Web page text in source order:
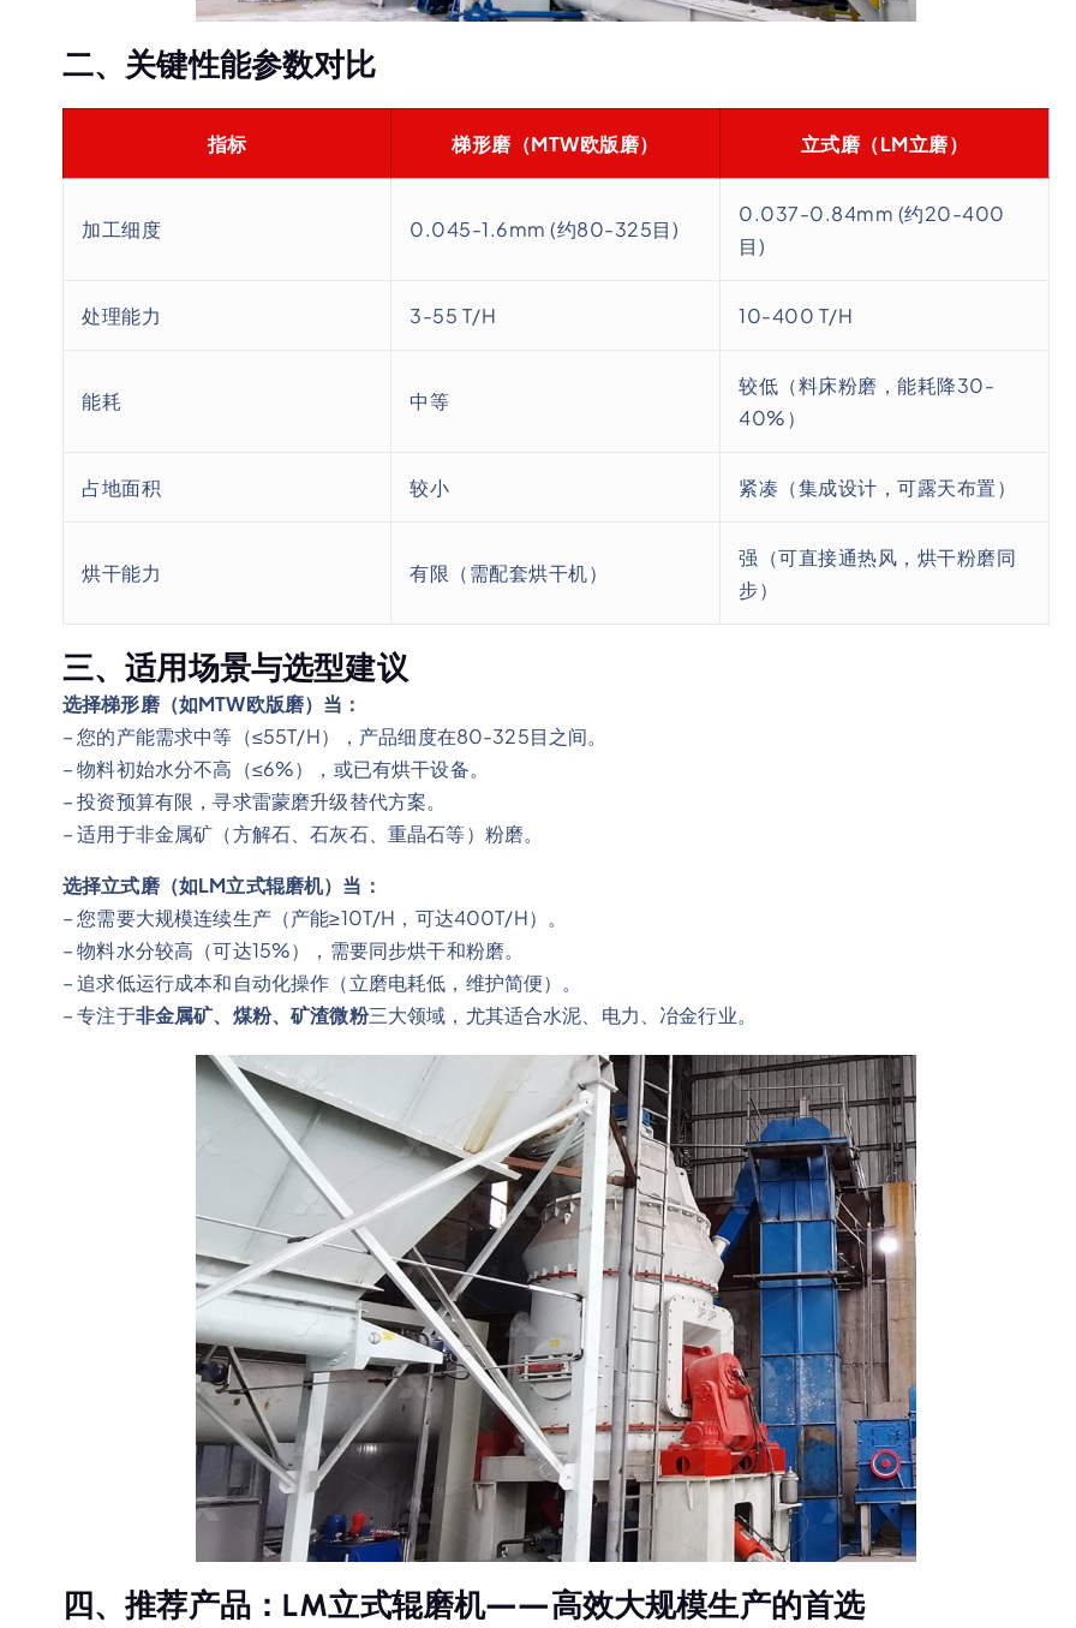
二、关键性能参数对比
指标 梯形磨（MTW欧版磨） 立式磨（LM立磨）
加工细度 0.045-1.6mm (约80-325目)
0.037-0.84mm (约20-400
目)
处理能力 3-55 T/H 10-400 T/H
能耗 中等
较低（料床粉磨，能耗降30-
40%）
占地面积 较小 紧凑（集成设计，可露天布置）
烘干能力 有限（需配套烘干机）
强（可直接通热风，烘干粉磨同
步）
三、适用场景与选型建议
选择梯形磨（如MTW欧版磨）当：
– 您的产能需求中等（≤55T/H），产品细度在80-325目之间。
– 物料初始水分不高（≤6%），或已有烘干设备。
– 投资预算有限，寻求雷蒙磨升级替代方案。
– 适用于非金属矿（方解石、石灰石、重晶石等）粉磨。
选择立式磨（如LM立式辊磨机）当：
– 您需要大规模连续生产（产能≥10T/H，可达400T/H）。
– 物料水分较高（可达15%），需要同步烘干和粉磨。
– 追求低运行成本和自动化操作（立磨电耗低，维护简便）。
– 专注于非金属矿、煤粉、矿渣微粉三大领域，尤其适合水泥、电力、冶金行业。
四、推荐产品：LM立式辊磨机——高效大规模生产的首选